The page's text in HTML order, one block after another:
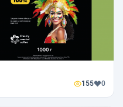
155 0